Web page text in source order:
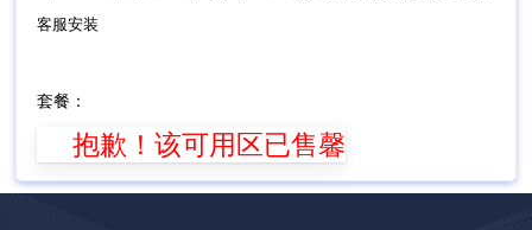
客服安装
套餐：
抱歉！该可用区已售馨